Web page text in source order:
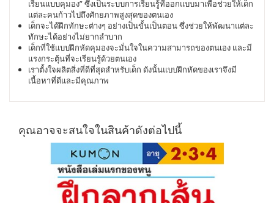
เรียนแบบคุมอง” ซึ่งเป็นระบบการเรียนรู้ที่ออกแบบมาเพื่อช่วยให้เด็ก
แต่ละคนก้าวไปถึงศักยภาพสูงสุดของตนเอง
เด็กจะได้ฝึกทักษะต่างๆ อย่างเป็นขั้นเป็นตอน ซึ่งช่วยให้พัฒนาแต่ละ
ทักษะได้อย่างไม่ยากลำบาก
เด็กที่ใช้แบบฝึกหัดคุมองจะมั่นใจในความสามารถของตนเอง และมี
แรงกระตุ้นที่จะเรียนรู้ด้วยตนเอง
เราตั้งใจผลิตสิ่งที่ดีที่สุดสำหรับเด็ก ดังนั้นแบบฝึกหัดของเราจึงมี
เนื้อหาที่ดีและมีคุณภาพ
คุณอาจจะสนใจในสินค้าดังต่อไปนี้